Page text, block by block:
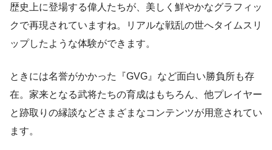
歴史上に登場する偉人たちが、美しく鮮やかなグラフィッ
クで再現されていますね。リアルな戦乱の世へタイムスリ
ップしたような体験ができます。
ときには名誉がかかった『GVG』など面白い勝負所も存
在。家来となる武将たちの育成はもちろん、他プレイヤー
と跡取りの縁談などさまざまなコンテンツが用意されてい
ます。